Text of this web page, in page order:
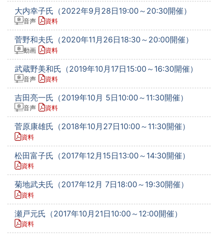
大内幸子氏（2022年9月28日19:00～20:30開催）
音声 資料
菅野和夫氏（2020年11月26日18:30～20:00開催）
動画 資料
武蔵野美和氏（2019年10月17日15:00～16:30開催）
音声 資料
吉田亮一氏（2019年10月 5日10:00～11:30開催）
音声 資料
菅原康雄氏（2018年10月27日10:00～11:30開催）
資料
松田富子氏（2017年12月15日13:00～14:30開催）
資料
菊地武夫氏（2017年12月 7日18:00～19:30開催）
資料
瀬戸元氏（2017年10月21日10:00～12:00開催）
資料